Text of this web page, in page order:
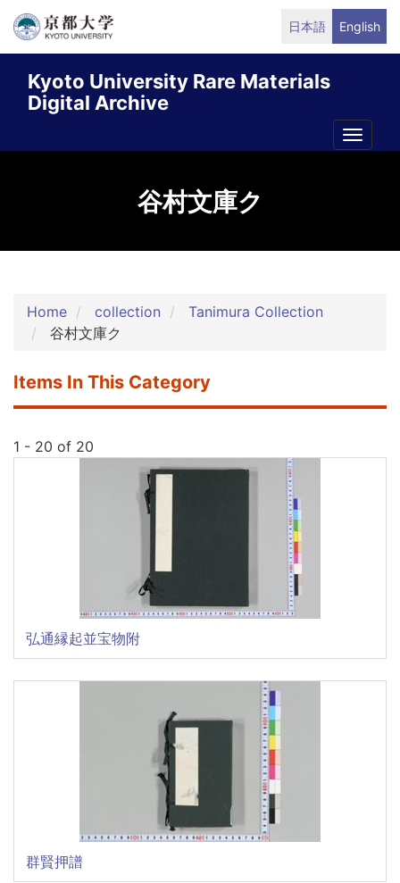
Skip
content
日本語 English
Kyoto University Rare Materials
Digital Archive
Toggle
谷村文庫ク
Home collection
Tanimura Collection
谷村文庫ク
Items In This Category
1 - 20 of 20
弘通縁起並宝物附
群賢押譜